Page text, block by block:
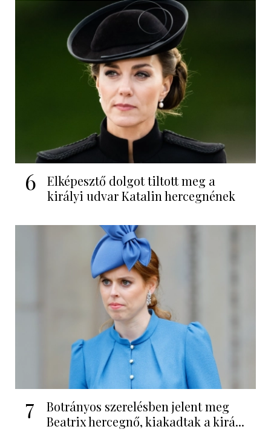
6
Elképesztő dolgot tiltott meg a
királyi udvar Katalin hercegnének
7
Botrányos szerelésben jelent meg
Beatrix hercegnő, kiakadtak a kirá...